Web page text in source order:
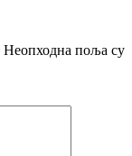
Неопходна поља су